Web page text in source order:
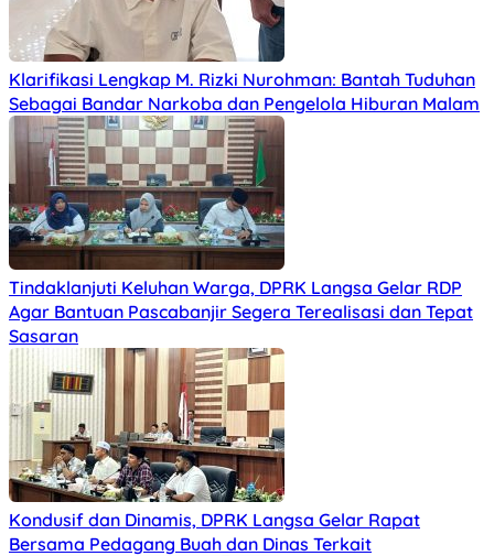
Klarifikasi Lengkap M. Rizki Nurohman: Bantah Tuduhan
Sebagai Bandar Narkoba dan Pengelola Hiburan Malam
Tindaklanjuti Keluhan Warga, DPRK Langsa Gelar RDP
Agar Bantuan Pascabanjir Segera Terealisasi dan Tepat
Sasaran
Kondusif dan Dinamis, DPRK Langsa Gelar Rapat
Bersama Pedagang Buah dan Dinas Terkait